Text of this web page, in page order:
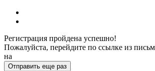
Регистрация пройдена успешно!
Пожалуйста, перейдите по ссылке из
на
Отправить еще раз